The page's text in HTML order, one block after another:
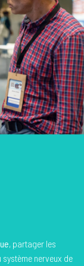
Equipe
, partager les
nerveux de